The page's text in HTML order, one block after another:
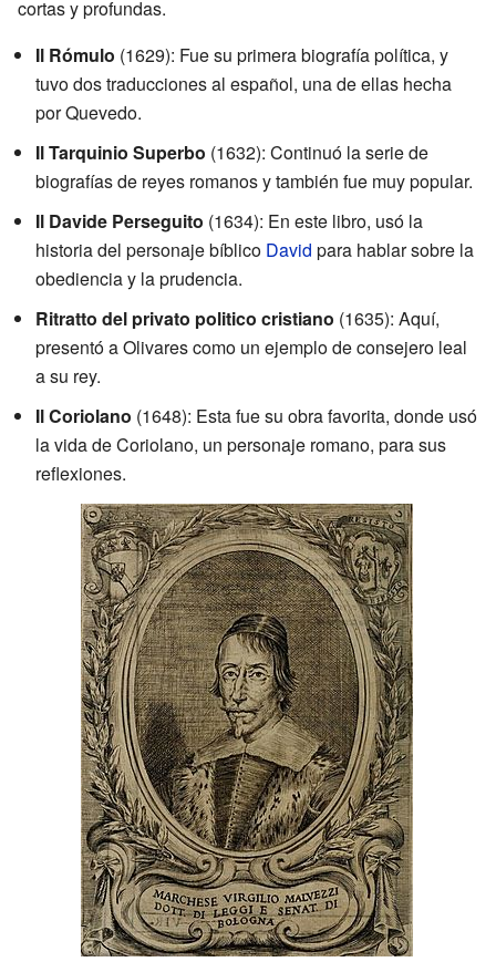
cortas y profundas.
Il Rómulo (1629): Fue su primera biografía política, y
tuvo dos traducciones al español, una de ellas hecha
por Quevedo.
Il Tarquinio Superbo (1632): Continuó la serie de
biografías de reyes romanos y también fue muy popular.
Il Davide Perseguito (1634): En este libro, usó la
historia del personaje bíblico David para hablar sobre la
obediencia y la prudencia.
Ritratto del privato politico cristiano (1635): Aquí,
presentó a Olivares como un ejemplo de consejero leal
a su rey.
Il Coriolano (1648): Esta fue su obra favorita, donde usó
la vida de Coriolano, un personaje romano, para sus
reflexiones.